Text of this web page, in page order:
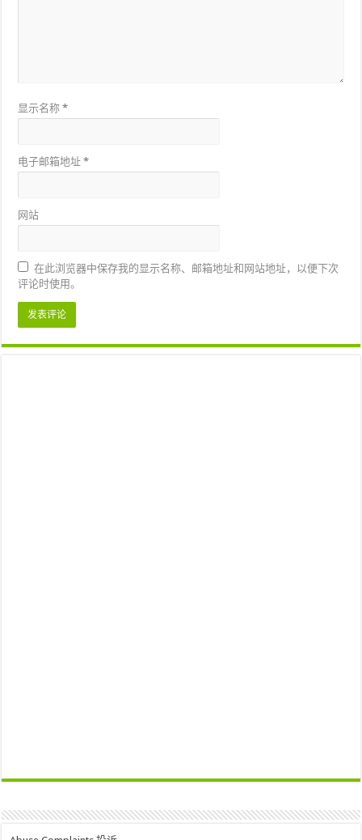
显示名称*
电子邮箱地址*
网站
在此浏览器中保存我的显示名称、邮箱地址和网站地址，以便下次
评论时使用。